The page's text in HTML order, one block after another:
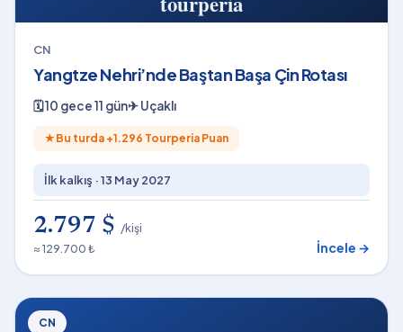
CN
Yangtze Nehri’nde Baştan Başa Çin Rotası
🗓10 gece 11 gün✈Uçaklı
★ Bu turda +1.296 Tourperia Puan
İlk kalkış ·13 May 2027
2.797 $ /kişi
≈ 129.700 ₺
İncele →
CN